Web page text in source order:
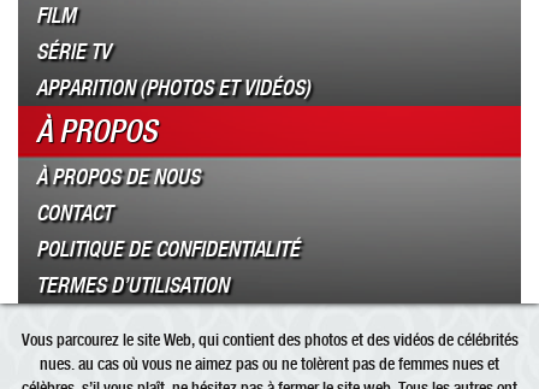
FILM
SÉRIE TV
APPARITION (PHOTOS ET VIDÉOS)
À PROPOS
À PROPOS DE NOUS
CONTACT
POLITIQUE DE CONFIDENTIALITÉ
TERMES D’UTILISATION
Vous parcourez le site Web, qui contient des photos et des vidéos de célébrités
nues. au cas où vous ne aimez pas ou ne tolèrent pas de femmes nues et